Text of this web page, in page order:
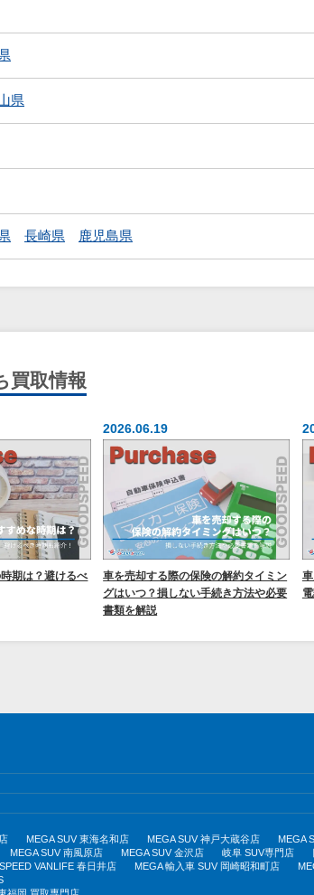
県
長崎県 鹿児島県
買取情報
期は？避けるべ
2026.06.19
車を売却する際の保険の解約タイミン
グはいつ？損しない手続き方法や必要
書類を解説
MEGA SUV 東海名和店 MEGA SUV 神戸大蔵谷店
MEGA
MEGA SUV 南風原店 MEGA SUV 金沢店 岐阜 SUV専門店
VANLIFE 春日井店 MEGA 輸入車 SUV 岡崎昭和町店